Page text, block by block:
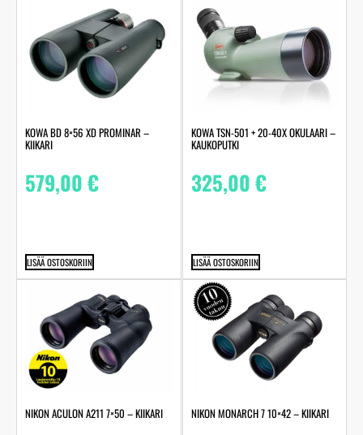
KOWA BD 8×56 XD PROMINAR –
KIIKARI
579,00€
LISÄÄ OSTOSKORIIN
KOWA TSN-501 + 20-40X OKULAARI –
KAUKOPUTKI
325,00€
LISÄÄ OSTOSKORIIN
NIKON ACULON A211 7×50 – KIIKARI NIKON MONARCH 7 10×42 – KIIKARI